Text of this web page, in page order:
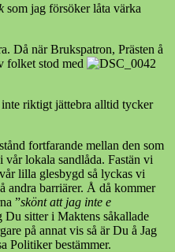
som jag försöker låta värka
Då när Brukspatron, Prästen å
folket stod med
riktigt jättebra alltid tycker
fortfarande mellan den som
vår lokala sandlåda. Fastän vi
lilla glesbygd så lyckas vi
andra barriärer. Å då kommer
”skönt att jag inte e
Du sitter i Maktens såkallade
på annat vis så är Du å Jag
Politiker bestämmer.